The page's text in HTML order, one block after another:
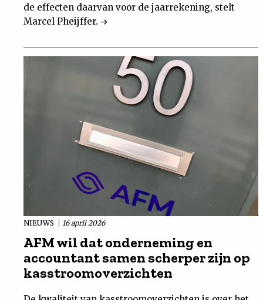
de effecten daarvan voor de jaarrekening, stelt
Marcel Pheijffer.
NIEUWS 16 april 2026
AFM wil dat onderneming en
accountant samen scherper zijn op
kasstroomoverzichten